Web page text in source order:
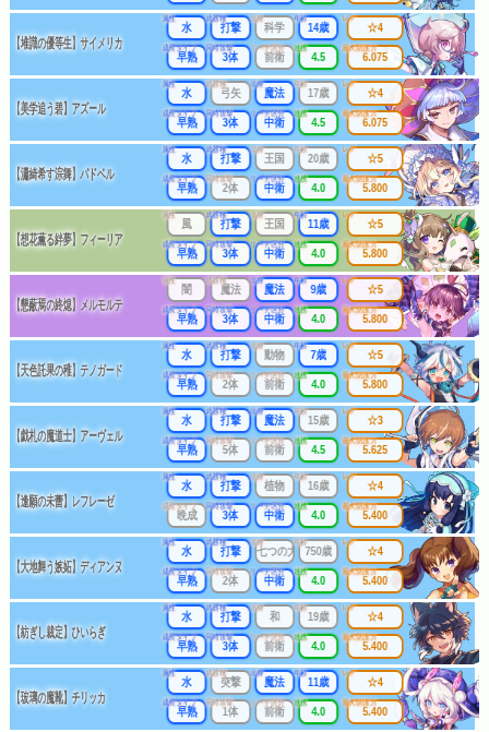
【堆識の優等生】サイメリカ
属性
水
武器種
打撃
出身
科学
年齢
14歳
成長タイプ
早熟
同時攻撃
3体
リーチ区分
前衛
連携
4.5
レア
☆4
最大防護力
6.075
【美学追う碧】アズール
属性
水
武器種
弓矢
出身
魔法
年齢
17歳
成長タイプ
早熟
同時攻撃
3体
リーチ区分
中衛
連携
4.5
レア
☆4
最大防護力
6.075
【瀟綺希す淙舞】パドベル
属性
水
武器種
打撃
出身
王国
年齢
20歳
成長タイプ
早熟
同時攻撃
2体
リーチ区分
中衛
連携
4.0
レア
☆5
最大防護力
5.800
【想花薫る絆夢】フィーリア
属性
風
武器種
打撃
出身
王国
年齢
11歳
成長タイプ
早熟
同時攻撃
3体
リーチ区分
中衛
連携
4.0
レア
☆5
最大防護力
5.800
【懇蔽焉の終熄】メルモルテ
属性
闇
武器種
魔法
出身
魔法
年齢
9歳
成長タイプ
早熟
同時攻撃
3体
リーチ区分
中衛
連携
4.0
レア
☆5
最大防護力
5.800
【天色託果の稚】テノガード
属性
水
武器種
打撃
出身
動物
年齢
7歳
成長タイプ
早熟
同時攻撃
2体
リーチ区分
前衛
連携
4.0
レア
☆5
最大防護力
5.800
【戯札の魔道士】アーヴェル
属性
水
武器種
打撃
出身
魔法
年齢
15歳
成長タイプ
早熟
同時攻撃
5体
リーチ区分
前衛
連携
4.5
レア
☆3
最大防護力
5.625
【逢願の未蕾】レフレーゼ
属性
水
武器種
打撃
出身
植物
年齢
16歳
成長タイプ
晩成
同時攻撃
3体
リーチ区分
中衛
連携
4.0
レア
☆4
最大防護力
5.400
【大地舞う嫉妬】ディアンヌ
属性
水
武器種
打撃
出身
七つの大罪
年齢
750歳
成長タイプ
早熟
同時攻撃
2体
リーチ区分
中衛
連携
4.0
レア
☆4
最大防護力
5.400
【紡ぎし裁定】ひいらぎ
属性
水
武器種
打撃
出身
和
年齢
19歳
成長タイプ
早熟
同時攻撃
3体
リーチ区分
前衛
連携
4.0
レア
☆4
最大防護力
5.400
【玻璃の魔靴】チリッカ
属性
水
武器種
突撃
出身
魔法
年齢
11歳
成長タイプ
早熟
同時攻撃
1体
リーチ区分
前衛
連携
4.0
レア
☆4
最大防護力
5.400